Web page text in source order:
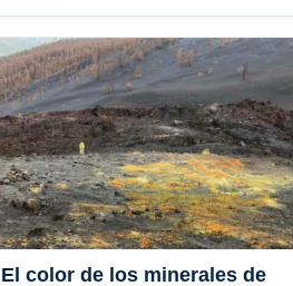
El color de los minerales de